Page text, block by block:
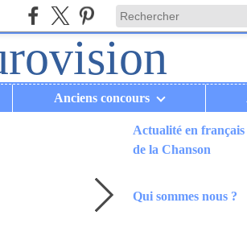
Anciens concours
Actualité en
de la Chanson
Qui sommes nous ?